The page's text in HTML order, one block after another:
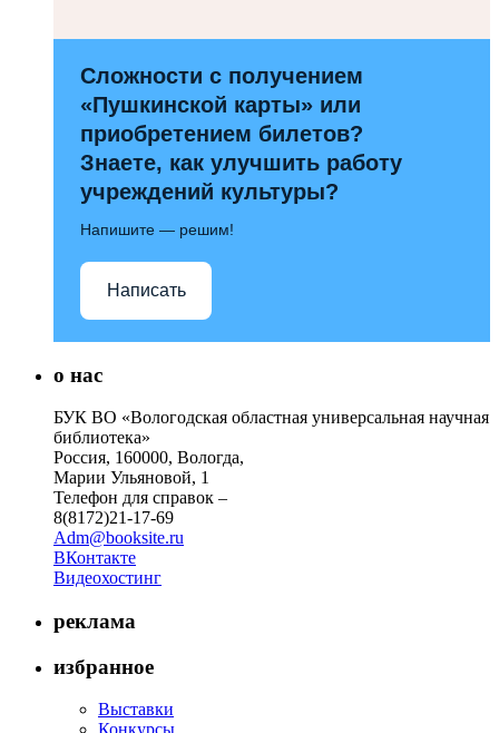
Сложности с получением
«Пушкинской карты» или
приобретением билетов?
Знаете, как улучшить работу
учреждений культуры?
Напишите — решим!
Написать
о нас
БУК ВО «Вологодская областная универсальная научная
библиотека»
Россия, 160000, Вологда,
Марии Ульяновой, 1
Телефон для справок –
8(8172)21-17-69
Adm@booksite.ru
ВКонтакте
Видеохостинг
реклама
избранное
Выставки